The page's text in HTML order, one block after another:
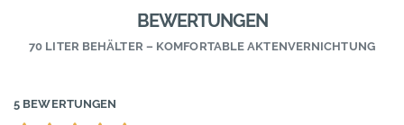
BEWERTUNGEN
70 LITER BEHÄLTER – KOMFORTABLE AKTENVERNICHTUNG
5 BEWERTUNGEN